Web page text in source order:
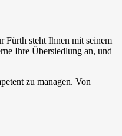
Fürth steht Ihnen mit seinem
Ihre Übersiedlung an, und
zu managen. Von